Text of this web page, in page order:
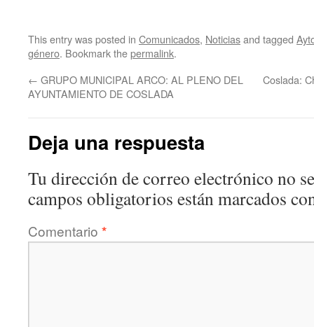
This entry was posted in Comunicados, Noticiasand tagged
género. Bookmark thepermalink.
← GRUPO MUNICIPAL ARCO: AL PLENO DEL
AYUNTAMIENTO DE COSLADA
Coslada:
Deja una respuesta
Tu dirección de correo electrónico no
campos obligatorios están marcados
Comentario *